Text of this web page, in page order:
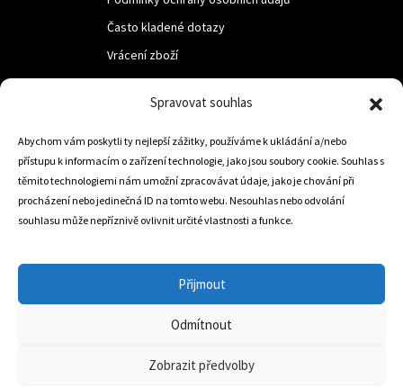
Spravovat souhlas
Abychom vám poskytli ty nejlepší zážitky, používáme k ukládání a/nebo
přístupu k informacím o zařízení technologie, jako jsou soubory cookie. Souhlas s
těmito technologiemi nám umožní zpracovávat údaje, jako je chování při
procházení nebo jedinečná ID na tomto webu. Nesouhlas nebo odvolání
souhlasu může nepříznivě ovlivnit určité vlastnosti a funkce.
Přijmout
Odmítnout
Zobrazit předvolby
Často kladené dotazy
Vrácení zboží
LUF s.r.o.
Nám. M.R.Štefanika 518,
Trstená 02801
info@dojezdovakola.com